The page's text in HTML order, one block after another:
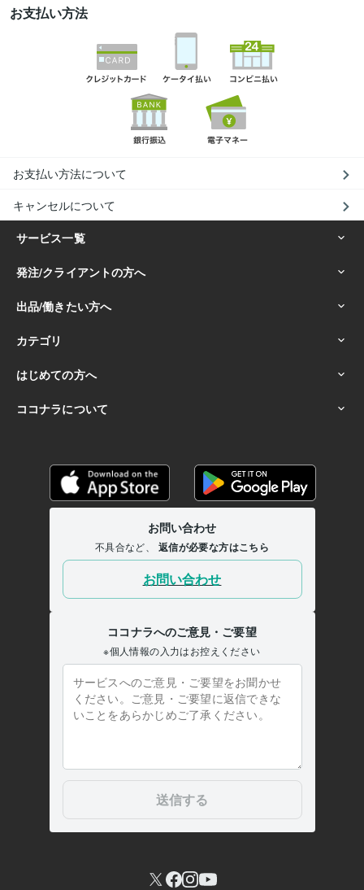
お支払い方法
お支払い方法について
キャンセルについて